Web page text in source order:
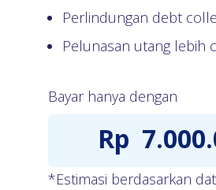
Perlindungan debt
Pelunasan utang lebih
Bayar hanya dengan
Rp
*Estimasi berdasarkan